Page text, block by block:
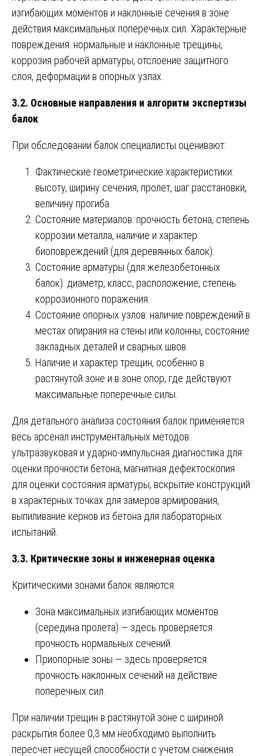
изгибающих моментов и наклонные сечения в зоне
действия максимальных поперечных сил. Характерные
повреждения: нормальные и наклонные трещины,
коррозия рабочей арматуры, отслоение защитного
слоя, деформации в опорных узлах.
3.2. Основные направления и алгоритм экспертизы
балок
При обследовании балок специалисты оценивают:
Фактические геометрические характеристики:
высоту, ширину сечения, пролет, шаг расстановки,
величину прогиба.
Состояние материалов: прочность бетона, степень
коррозии металла, наличие и характер
биоповреждений (для деревянных балок).
Состояние арматуры (для железобетонных
балок): диаметр, класс, расположение, степень
коррозионного поражения.
Состояние опорных узлов: наличие повреждений в
местах опирания на стены или колонны, состояние
закладных деталей и сварных швов.
Наличие и характер трещин, особенно в
растянутой зоне и в зоне опор, где действуют
максимальные поперечные силы.
Для детального анализа состояния балок применяется
весь арсенал инструментальных методов:
ультразвуковая и ударно-импульсная диагностика для
оценки прочности бетона, магнитная дефектоскопия
для оценки состояния арматуры, вскрытие конструкций
в характерных точках для замеров армирования,
выпиливание кернов из бетона для лабораторных
испытаний.
3.3. Критические зоны и инженерная оценка
Критическими зонами балок являются:
Зона максимальных изгибающих моментов
(середина пролета) — здесь проверяется
прочность нормальных сечений.
Приопорные зоны — здесь проверяется
прочность наклонных сечений на действие
поперечных сил.
При наличии трещин в растянутой зоне с шириной
раскрытия более 0,3 мм необходимо выполнить
пересчет несущей способности с учетом снижения